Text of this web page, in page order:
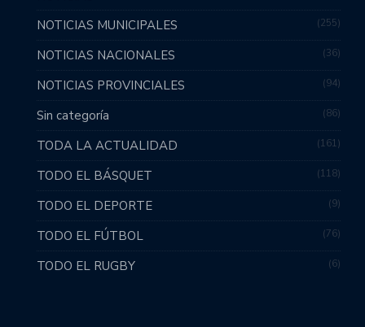
NOTICIAS MUNICIPALES 255
NOTICIAS NACIONALES 36
NOTICIAS PROVINCIALES 94
Sin categoría 86
TODA LA ACTUALIDAD 161
TODO EL BÁSQUET 118
TODO EL DEPORTE 9
TODO EL FÚTBOL 76
TODO EL RUGBY 6